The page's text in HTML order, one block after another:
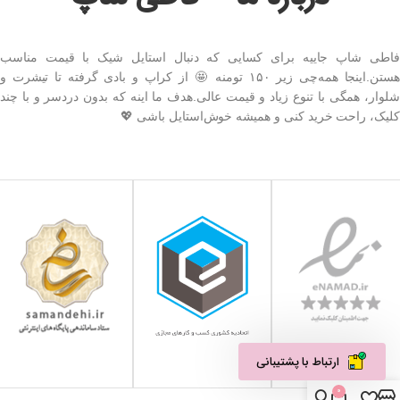
فاطی شاپ جاییه برای کسایی که دنبال استایل شیک با قیمت مناسب
هستن.اینجا همه‌چی زیر ۱۵۰ تومنه 🤩 از کراپ و بادی گرفته تا تیشرت و
شلوار، همگی با تنوع زیاد و قیمت عالی.هدف ما اینه که بدون دردسر و با چند
کلیک، راحت خرید کنی و همیشه خوش‌استایل باشی 💖
0
ارتباط با پشتیبانی